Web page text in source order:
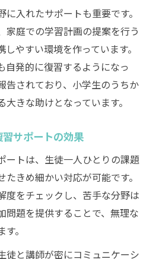
入れたサポートも重要です。
家庭での学習計画の提案を行う
やすい環境を作っています。
自発的に復習するようになっ
告されており、小学生のうちか
きな助けとなっています。
サポートの効果
ートは、生徒一人ひとりの課題
きめ細かい対応が可能です。
度をチェックし、苦手な分野は
問題を提供することで、無理な
。
徒と講師が密にコミュニケーシ